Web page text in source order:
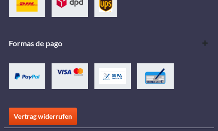
Formas de pago
Vertrag widerrufen